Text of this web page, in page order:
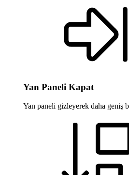
Yan Paneli Kapat
Yan paneli gizleyerek daha geniş